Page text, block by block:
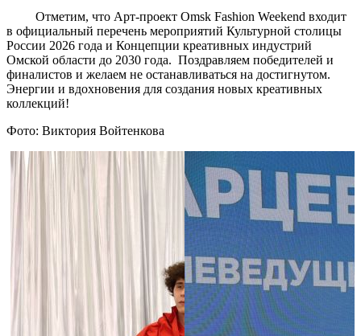
Отметим, что Арт-проект Omsk Fashion Weekend входит
в официальный перечень мероприятий Культурной столицы
России 2026 года и Концепции креативных индустрий
Омской области до 2030 года. Поздравляем победителей и
финалистов и желаем не останавливаться на достигнутом.
Энергии и вдохновения для создания новых креативных
коллекций!
Фото: Виктория Войтенкова